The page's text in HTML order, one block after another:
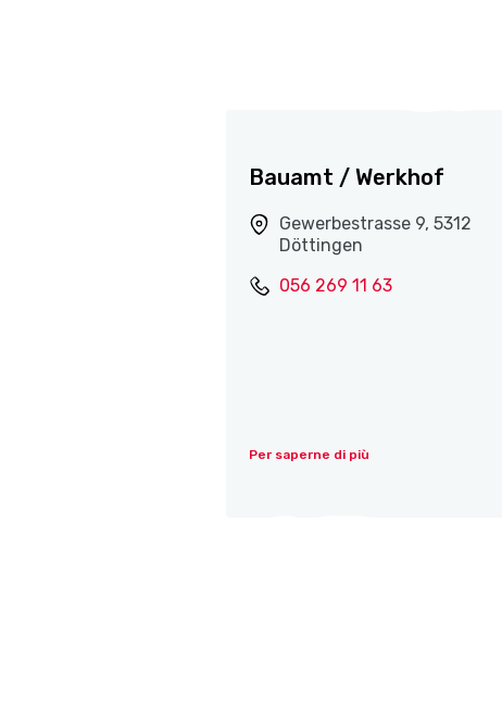
Bauamt / Werkhof
Gewerbestrasse 9, 5312
Döttingen
056 269 11 63
Per saperne di più